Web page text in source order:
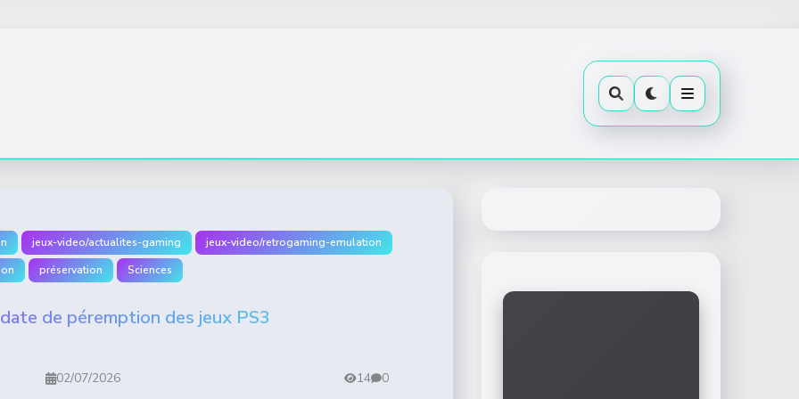
jeux-video/actualites-gaming
jeux-video/retrogaming-emulation
préservation Sciences
de péremption des jeux PS3
02/07/2026 14 0